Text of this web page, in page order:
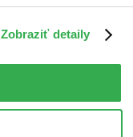
Zobraziť detaily